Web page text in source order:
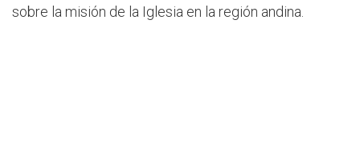
sobre la misión de la Iglesia en la región andina.